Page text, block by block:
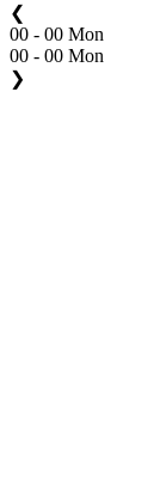
❮
00 - 00 Mon
00 - 00 Mon
❯